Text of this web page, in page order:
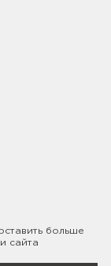
больше
сайта